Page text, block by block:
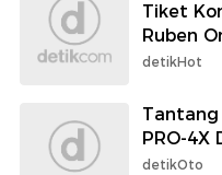
Tiket
Ruben
detikHot
Tantang
PRO-4X
detikOto